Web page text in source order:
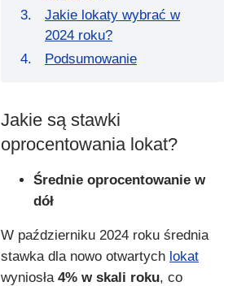
Jakie lokaty wybrać w
2024 roku?
Podsumowanie
Jakie są stawki
oprocentowania lokat?
Średnie oprocentowanie w
dół
W październiku 2024 roku średnia
stawka dla nowo otwartych lokat
wyniosła 4% w skali roku, co